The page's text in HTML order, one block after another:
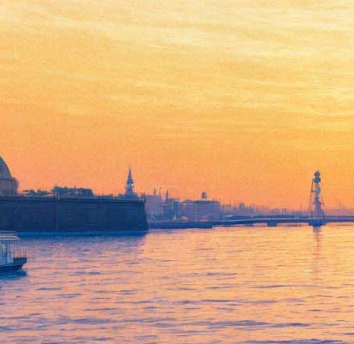
Фортуна Вегаса
27 марта 2013, среда-17 апреля 2013, среда
Версия для печати